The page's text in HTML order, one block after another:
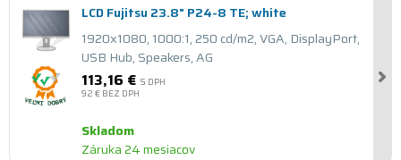
LCD Fujitsu 23.8" P24-8 TE; white
1920x1080, 1000:1, 250 cd/m2, VGA, DisplayPort,
USB Hub, Speakers, AG
113,16 € S DPH
92 € BEZ DPH
Skladom
Záruka 24 mesiacov